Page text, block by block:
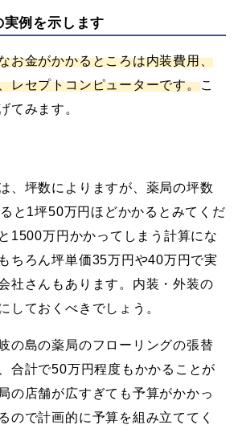
例を示します
お金がかかるところは内装費用、
レセプトコンピューターです。こ
てみます。
、坪数によりますが、薬局の坪数
と1坪50万円ほどかかるとみてくだ
1500万円かかってしまう計算にな
ちろん坪単価35万円や40万円で実
社さんもあります。内装・外装の
しておくべきでしょう。
の島の薬局のフローリングの張替
合計で50万円程度もかかることが
の店舗が広すぎても予算がかかっ
ので計画的に予算を組み立ててく